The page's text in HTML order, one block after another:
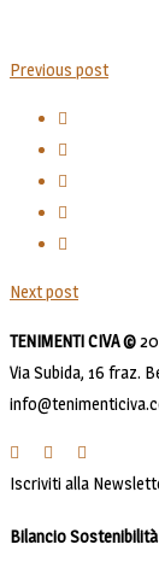
Previous post
Next post
TENIMENTI CIVA ©
Via Subida, 16 fraz.
Iscriviti alla
Bilancio